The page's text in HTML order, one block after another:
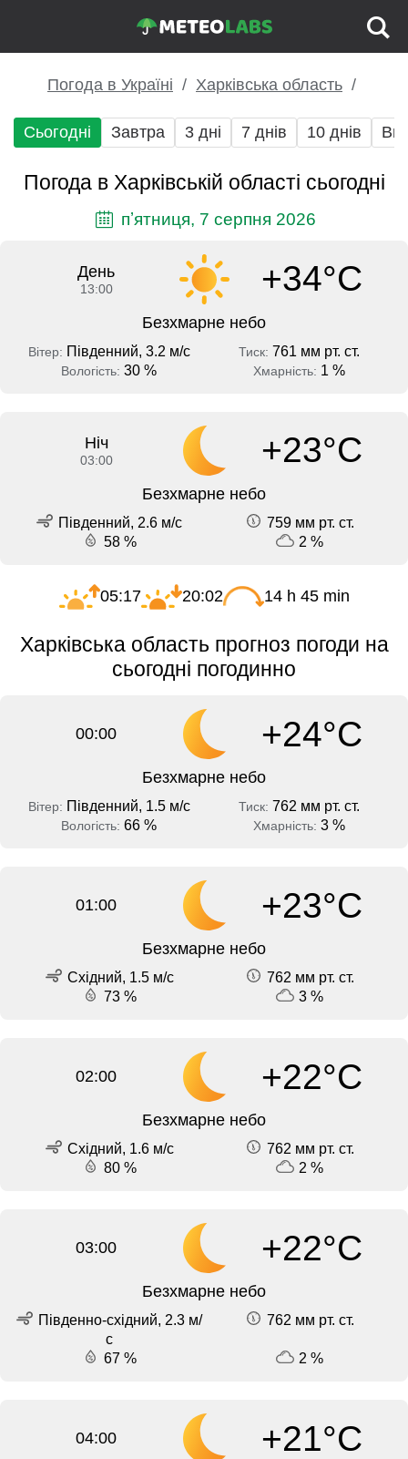
Погода в Україні Харківська область
Сьогодні Завтра 3 дні 7 днів 10 днів
Погода в Харківській області сьогодні
пʼятниця, 7 серпня 2026
День
13:00 +34°C
Безхмарне небо
Вітер: Південний, 3.2 м/с Тиск: 761 мм рт. ст.
Вологість: 30 % Хмарність: 1 %
Ніч
03:00 +23°C
Безхмарне небо
Південний, 2.6 м/с
759 мм рт. ст.
58 %
2 %
05:17 20:02 14 h 45 min
Харківська область прогноз погоди на
сьогодні погодинно
00:00 +24°C
Безхмарне небо
Вітер: Південний, 1.5 м/с Тиск: 762 мм рт. ст.
Вологість: 66 % Хмарність: 3 %
01:00 +23°C
Безхмарне небо
Східний, 1.5 м/с
762 мм рт. ст.
73 %
3 %
02:00 +22°C
Безхмарне небо
Східний, 1.6 м/с
762 мм рт. ст.
80 %
2 %
03:00 +22°C
Безхмарне небо
Південно-східний, 2.3 м/
с
762 мм рт. ст.
67 % 2 %
04:00 +21°C